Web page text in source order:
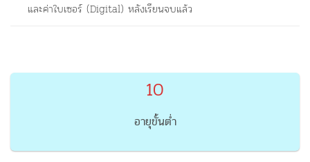
และค่าใบเซอร์ (Digital) หลังเรียนจบแล้ว
10
อายุขั้นต่ำ